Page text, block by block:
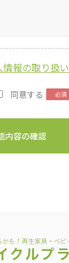
報の取り扱い
同意する
内容の確認